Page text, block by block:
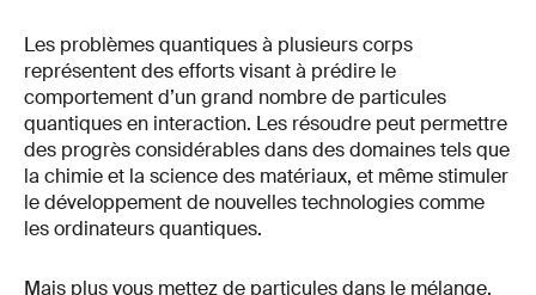
Les problèmes quantiques à plusieurs corps
représentent des efforts visant à prédire le
comportement d’un grand nombre de particules
quantiques en interaction. Les résoudre peut permettre
des progrès considérables dans des domaines tels que
la chimie et la science des matériaux, et même stimuler
le développement de nouvelles technologies comme
les ordinateurs quantiques.
Mais plus vous mettez de particules dans le mélange,